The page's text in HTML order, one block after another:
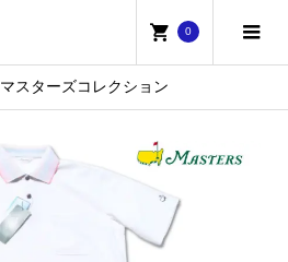
0
マスターズコレクション